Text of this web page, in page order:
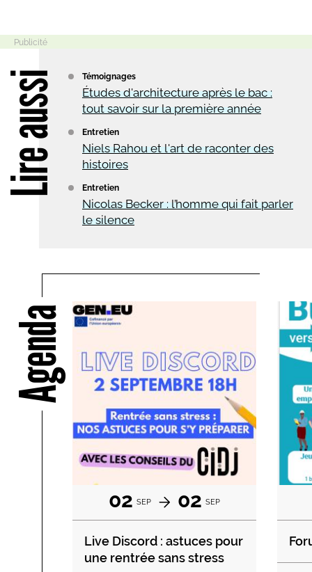
Témoignages
Études d'architecture après le bac :
tout savoir sur la première année
Entretien
Niels Rahou et l'art de raconter des
histoires
Entretien
Nicolas Becker : l’homme qui fait parler
le silence
Agenda
02 SEP 02 SEP
Live Discord : astuces pour
une rentrée sans stress